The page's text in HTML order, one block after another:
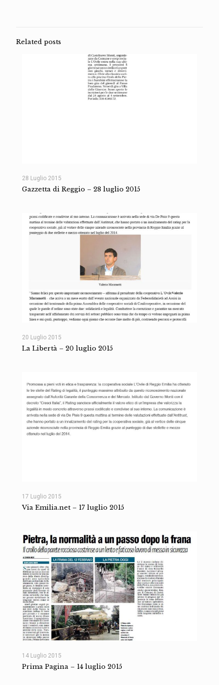
Related posts
28 Luglio 2015
Gazzetta di Reggio – 28 luglio 2015
20 Luglio 2015
La Libertà – 20 luglio 2015
17 Luglio 2015
Via Emilia.net – 17 luglio 2015
14 Luglio 2015
Prima Pagina – 14 luglio 2015